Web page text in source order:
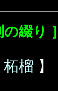
の綴り ］
柘榴 】